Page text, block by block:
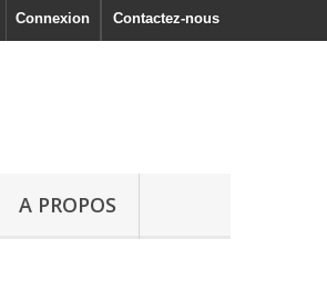
Contactez-nous
Connexion
A PROPOS